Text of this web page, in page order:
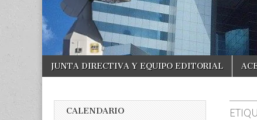
Main
menu
Skip
JUNTA DIRECTIVA Y EQUIPO EDITORIAL
CALENDARIO